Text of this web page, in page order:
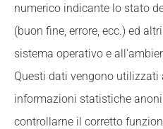
numerico indicante lo stato
(buon fine, errore, ecc.) ed
sistema operativo e
Questi dati vengono utilizzati
informazioni statistiche
controllarne il corretto